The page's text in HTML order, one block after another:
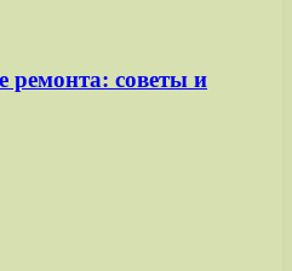
ремонта: советы и